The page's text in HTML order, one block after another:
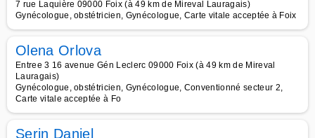
7 rue Laquière 09000 Foix (à 49 km de Mireval Lauragais)
Gynécologue, obstétricien, Gynécologue, Carte vitale acceptée à Foix
Olena Orlova
Entree 3 16 avenue Gén Leclerc 09000 Foix (à 49 km de Mireval
Lauragais)
Gynécologue, obstétricien, Gynécologue, Conventionné secteur 2,
Carte vitale acceptée à Fo
Serin Daniel